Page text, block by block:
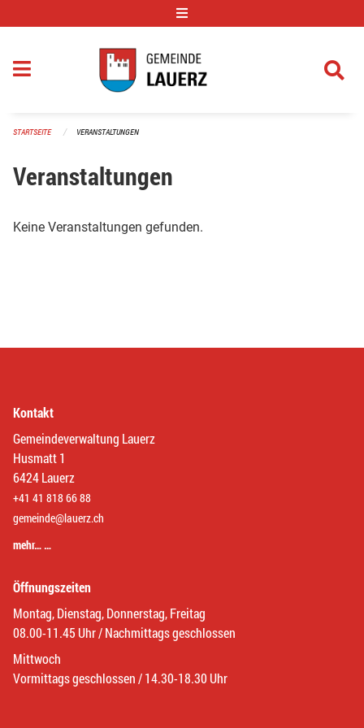
STARTSEITE VERANSTALTUNGEN
Veranstaltungen
Keine Veranstaltungen gefunden.
Kontakt
Gemeindeverwaltung Lauerz
Husmatt 1
6424 Lauerz
+41 41 818 66 88
gemeinde@lauerz.ch
mehr… …
Öffnungszeiten
Montag, Dienstag, Donnerstag, Freitag
08.00-11.45 Uhr / Nachmittags geschlossen
Mittwoch
Vormittags geschlossen / 14.30-18.30 Uhr